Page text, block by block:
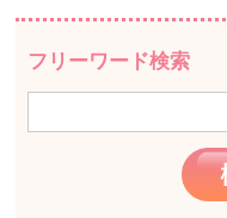
フリーワード検索